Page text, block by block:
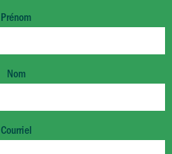
Prénom
Nom
Courriel